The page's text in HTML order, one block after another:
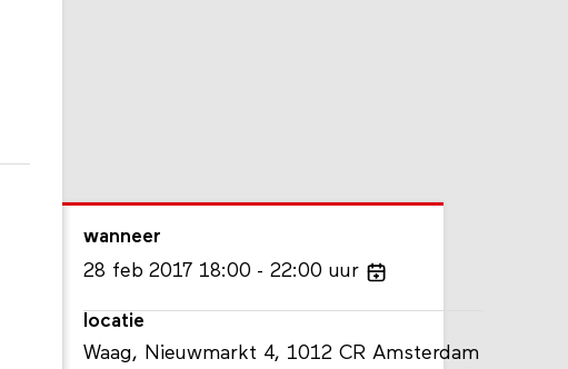
wanneer
28 feb 2017 18:00 22:00 uur
locatie
Waag, Nieuwmarkt 4, 1012 CR Amsterdam